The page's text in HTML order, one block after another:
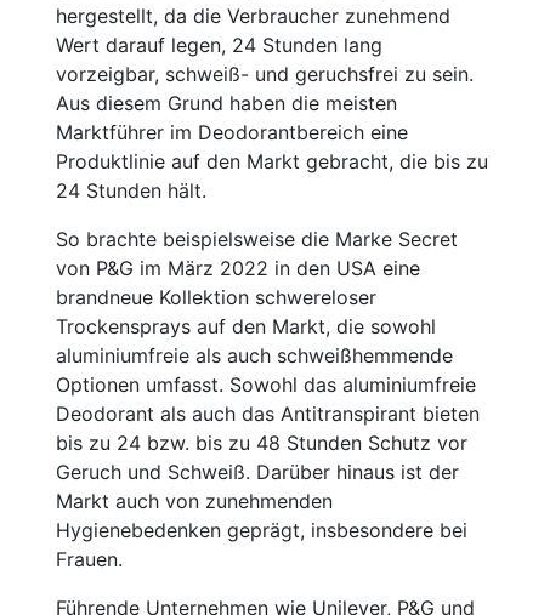
hergestellt, da die Verbraucher zunehmend
Wert darauf legen, 24 Stunden lang
vorzeigbar, schweiß- und geruchsfrei zu sein.
Aus diesem Grund haben die meisten
Marktführer im Deodorantbereich eine
Produktlinie auf den Markt gebracht, die bis zu
24 Stunden hält.
So brachte beispielsweise die Marke Secret
von P&G im März 2022 in den USA eine
brandneue Kollektion schwereloser
Trockensprays auf den Markt, die sowohl
aluminiumfreie als auch schweißhemmende
Optionen umfasst. Sowohl das aluminiumfreie
Deodorant als auch das Antitranspirant bieten
bis zu 24 bzw. bis zu 48 Stunden Schutz vor
Geruch und Schweiß. Darüber hinaus ist der
Markt auch von zunehmenden
Hygienebedenken geprägt, insbesondere bei
Frauen.
Führende Unternehmen wie Unilever, P&G und